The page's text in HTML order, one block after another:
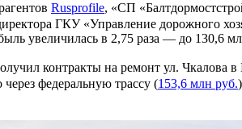
Rusprofile, «СП
ГКУ «Управление дорожного
увеличилась в 2,75 раза — до 130,6
контракты на ремонт ул. Чкалова
федеральную трассу (153,6 млн руб.